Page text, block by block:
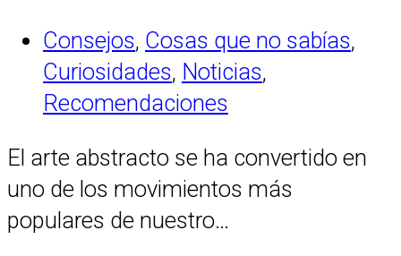
Consejos, Cosas que no sabías,
Curiosidades, Noticias,
Recomendaciones
El arte abstracto se ha convertido en
uno de los movimientos más
populares de nuestro…